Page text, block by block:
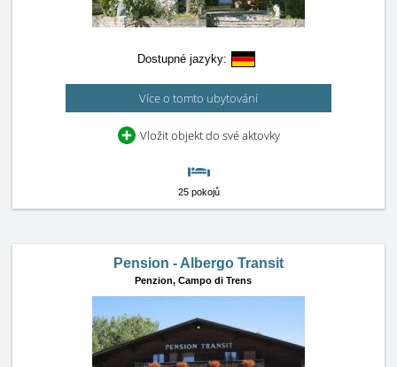
Dostupné jazyky:
Více o tomto ubytování
Vložit objekt do své aktovky
25 pokojů
Pension - Albergo Transit
Penzion, Campo di Trens